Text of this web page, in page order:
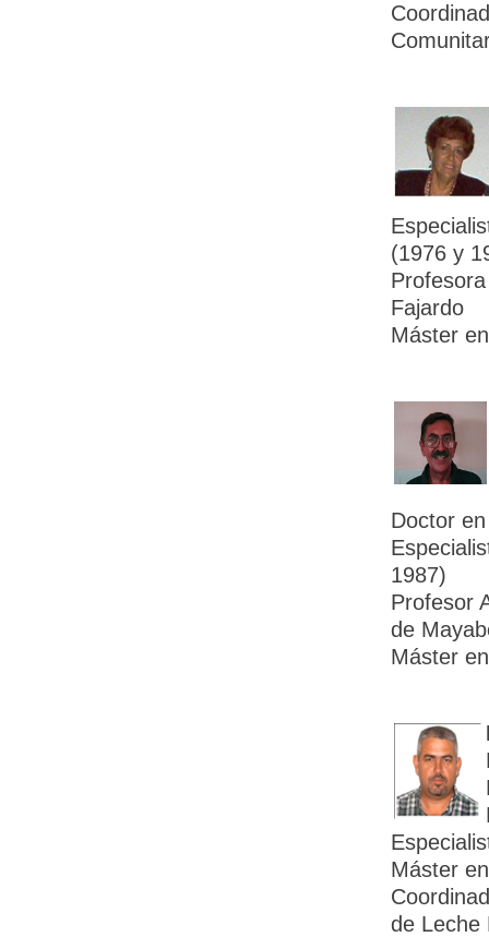
(1976 y
Fajardo
Máster
Doctor
1987)
Profesor
de
Máster
Máster
de Leche